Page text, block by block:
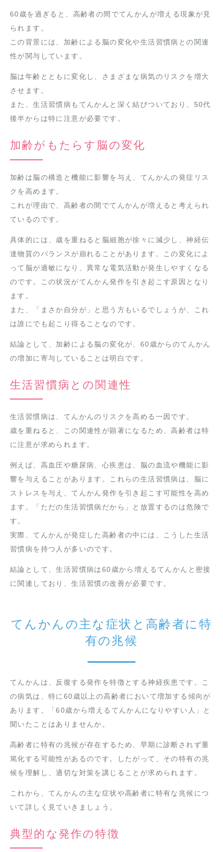
60歳を過ぎると、高齢者の間でてんかんが増える現象が見
られます。
この背景には、加齢による脳の変化や生活習慣病との関連
性が関与しています。
脳は年齢とともに変化し、さまざまな病気のリスクを増大
させます。
また、生活習慣病もてんかんと深く結びついており、50代
後半からは特に注意が必要です。
加齢がもたらす脳の変化
加齢は脳の構造と機能に影響を与え、てんかんの発症リス
クを高めます。
これが理由で、高齢者の間でてんかんが増えると考えられ
ているのです。
具体的には、歳を重ねると脳細胞が徐々に減少し、神経伝
達物質のバランスが崩れることがあります。この変化によ
って脳が過敏になり、異常な電気活動が発生しやすくなる
のです。この状況がてんかん発作を引き起こす原因となり
ます。
また、「まさか自分が」と思う方もいるでしょうが、これ
は誰にでも起こり得ることなのです。
結論として、加齢による脳の変化が、60歳からのてんかん
の増加に寄与していることは明白です。
生活習慣病との関連性
生活習慣病は、てんかんのリスクを高める一因です。
歳を重ねると、この関連性が顕著になるため、高齢者は特
に注意が求められます。
例えば、高血圧や糖尿病、心疾患は、脳の血流や機能に影
響を与えることがあります。これらの生活習慣病は、脳に
ストレスを与え、てんかん発作を引き起こす可能性を高め
ます。「ただの生活習慣病だから」と放置するのは危険で
す。
実際、てんかんが発症した高齢者の中には、こうした生活
習慣病を持つ人が多いのです。
結論として、生活習慣病は60歳から増えるてんかんと密接
に関連しており、生活習慣の改善が必要です。
てんかんの主な症状と高齢者に特
有の兆候
てんかんは、反復する発作を特徴とする神経疾患です。こ
の病気は、特に60歳以上の高齢者において増加する傾向が
あります。「60歳から増えるてんかんになりやすい人」と
聞いたことはありませんか。
高齢者に特有の兆候が存在するため、早期に診断されず重
篤化する可能性があるのです。したがって、その特有の兆
候を理解し、適切な対策を講じることが求められます。
これから、てんかんの主な症状や高齢者に特有な兆候につ
いて詳しく見ていきましょう。
典型的な発作の特徴